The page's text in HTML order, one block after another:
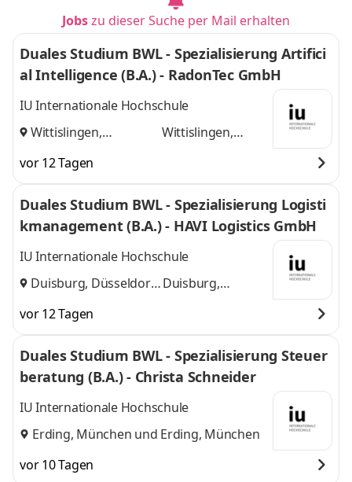
Jobszu dieser Suche per Mail erhalten
Duales Studium BWL - Spezialisierung Artifici
al Intelligence (B.A.) - RadonTec GmbH
IU Internationale Hochschule
Wittislingen,
Wittislingen,
vor 12 Tagen
Duales Studium BWL - Spezialisierung Logisti
kmanagement (B.A.) - HAVI Logistics GmbH
IU Internationale Hochschule
Duisburg, Düsseldorf Duisburg,
vor 12 Tagen
Duales Studium BWL - Spezialisierung Steuer
beratung (B.A.) - Christa Schneider
IU Internationale Hochschule
Erding, München und Erding, München
vor 10 Tagen